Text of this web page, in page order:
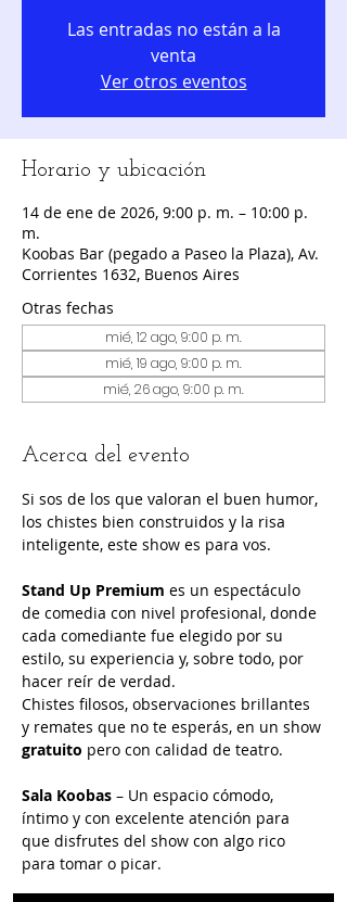
Las entradas no están a la
venta
Ver otros eventos
Horario y ubicación
14 de ene de 2026, 9:00 p. m. – 10:00 p.
m.
Koobas Bar (pegado a Paseo la Plaza), Av.
Corrientes 1632, Buenos Aires
Otras fechas
mié, 12 ago, 9:00 p. m.
mié, 19 ago, 9:00 p. m.
mié, 26 ago, 9:00 p. m.
Acerca del evento
Si sos de los que valoran el buen humor,
los chistes bien construidos y la risa
inteligente, este show es para vos.
Stand Up Premium es un espectáculo
de comedia con nivel profesional, donde
cada comediante fue elegido por su
estilo, su experiencia y, sobre todo, por
hacer reír de verdad.
Chistes filosos, observaciones brillantes
y remates que no te esperás, en un show
gratuito pero con calidad de teatro.
Sala Koobas – Un espacio cómodo,
íntimo y con excelente atención para
que disfrutes del show con algo rico
para tomar o picar.